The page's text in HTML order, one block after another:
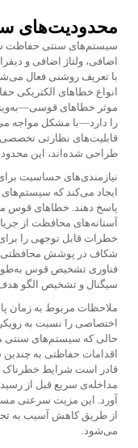
محدودیت‌های
سیستم‌های سنتی حفاظت
اضافی، ولتاژ اضافی و
با تعریف روشنی فعال
انواع خطاهای الکتریکی
موثر خطاهای
را دارد—با مشکل مواجه
قابلیت‌های نظارتی
طراحی شده‌اند، این
نیازمندی‌های حساسیت
ایجاد می‌کند که
پاسخ دهند. خطاهای قوس
آستانه‌های محافظت از
خطرات قابل توجهی را
شکاف در پوشش محافظتی،
فناوری تشخیص قوس
سیگنال و تشخیص الگو
ملاحظات مربوط به زمان
اختصاصی را نسبت به
حالی که سیستم‌های سنتی
اقدامات حفاظتی به
قادر است شرایط خطرناک
مداخله‌ی سریع قبل از
آورد. این مزیت سرعتی
از طریق کاهش آسیب به
می‌شود.